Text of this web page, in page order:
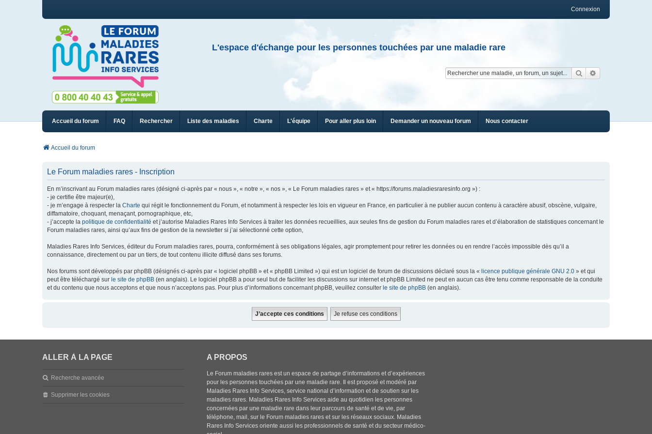
Connexion
L'espace d'échange pour les personnes touchées par une maladie rare
Rechercher
Accueil du forum FAQ Rechercher Liste des maladies Charte L'équipe Pour aller plus loin Demander un nouveau forum Nous contacter
Accueil du forum
Le Forum maladies rares - Inscription
En m’inscrivant au Forum maladies rares (désigné ci-après par « nous », « notre », « nos », « Le Forum maladies rares » et « https://forums.maladiesraresinfo.org ») :
- je certifie être majeur(e),
- je m’engage à respecter la Charte qui régit le fonctionnement du Forum, et notamment à respecter les lois en vigueur en France, en particulier à ne publier aucun contenu à caractère abusif, obscène, vulgaire,
diffamatoire, choquant, menaçant, pornographique, etc,
- j’accepte la politique de confidentialité et j’autorise Maladies Rares Info Services à traiter les données recueillies, aux seules fins de gestion du Forum maladies rares et d’élaboration de statistiques concernant le
Forum maladies rares, ainsi qu’aux fins de gestion de la newsletter si j’ai sélectionné cette option,
Maladies Rares Info Services, éditeur du Forum maladies rares, pourra, conformément à ses obligations légales, agir promptement pour retirer les données ou en rendre l’accès impossible dès qu’il a
connaissance, directement ou par un tiers, de tout contenu illicite diffusé dans ses forums.
Nos forums sont développés par phpBB (désignés ci-après par « logiciel phpBB » et « phpBB Limited ») qui est un logiciel de forum de discussions déclaré sous la « licence publique générale GNU 2.0 » et qui
peut être téléchargé sur le site de phpBB (en anglais). Le logiciel phpBB a pour seul but de faciliter les discussions sur internet et phpBB Limited ne peut en aucun cas être tenu comme responsable de la conduite
et du contenu que nous acceptons et que nous n’acceptons pas. Pour plus d’informations concernant phpBB, veuillez consulter le site de phpBB (en anglais).
ALLER À LA PAGE
Recherche avancée
Supprimer les cookies
A PROPOS
Le Forum maladies rares est un espace de partage d’informations et d’expériences
pour les personnes touchées par une maladie rare. Il est proposé et modéré par
Maladies Rares Info Services, service national d’information et de soutien sur les
maladies rares. Maladies Rares Info Services aide au quotidien les personnes
concernées par une maladie rare dans leur parcours de santé et de vie, par
téléphone, mail, sur le Forum maladies rares et sur les réseaux sociaux. Maladies
Rares Info Services oriente aussi les professionnels de santé et du secteur médico-